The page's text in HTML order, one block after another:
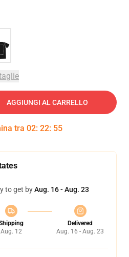
AGGIUNGI AL CARRELLO
tra 02: 22: 54
to get byAug. 16 - Aug. 23
Aug. 12
Delivered
Aug. 16 - Aug. 23